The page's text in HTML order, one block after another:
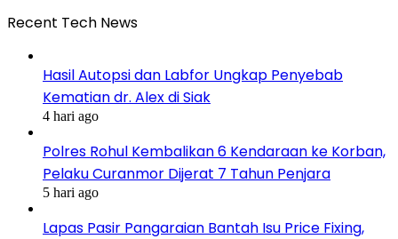
Recent Tech News
Hasil Autopsi dan Labfor Ungkap Penyebab
Kematian dr. Alex di Siak
4 hari ago
Polres Rohul Kembalikan 6 Kendaraan ke Korban,
Pelaku Curanmor Dijerat 7 Tahun Penjara
5 hari ago
Lapas Pasir Pangaraian Bantah Isu Price Fixing,